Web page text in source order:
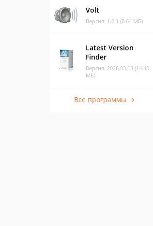
Volt
Версия: 1.0.1 (0.64 МБ)
Latest Version
Finder
Версия: 2026.03.13 (14.48
МБ)
Все программы →